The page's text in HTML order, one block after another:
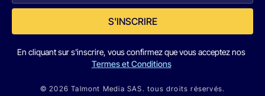
S'INSCRIRE
En cliquant sur s'inscrire, vous confirmez que vous acceptez nos
Termes et Conditions
© 2026 Talmont Media SAS. tous droits réservés.